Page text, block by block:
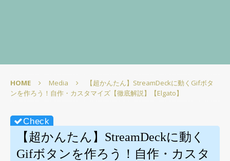
HOME Media
【超かんたん】StreamDeckに動くGifボタ
ンを作ろう！自作・カスタマイズ【徹底解説】【Elgato】
【超かんたん】StreamDeckに動く
Gifボタンを作ろう！自作・カスタ